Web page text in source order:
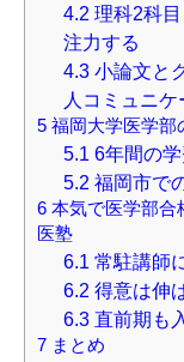
4.2 理科2科
注力する
4.3小論文と
人コミュニケ
5 福岡大学医学部
5.1 6年間の
5.2 福岡市で
6 本気で医学部合
医塾
6.1 常駐講師
6.2 得意は伸
6.3直前期も
7 まとめ